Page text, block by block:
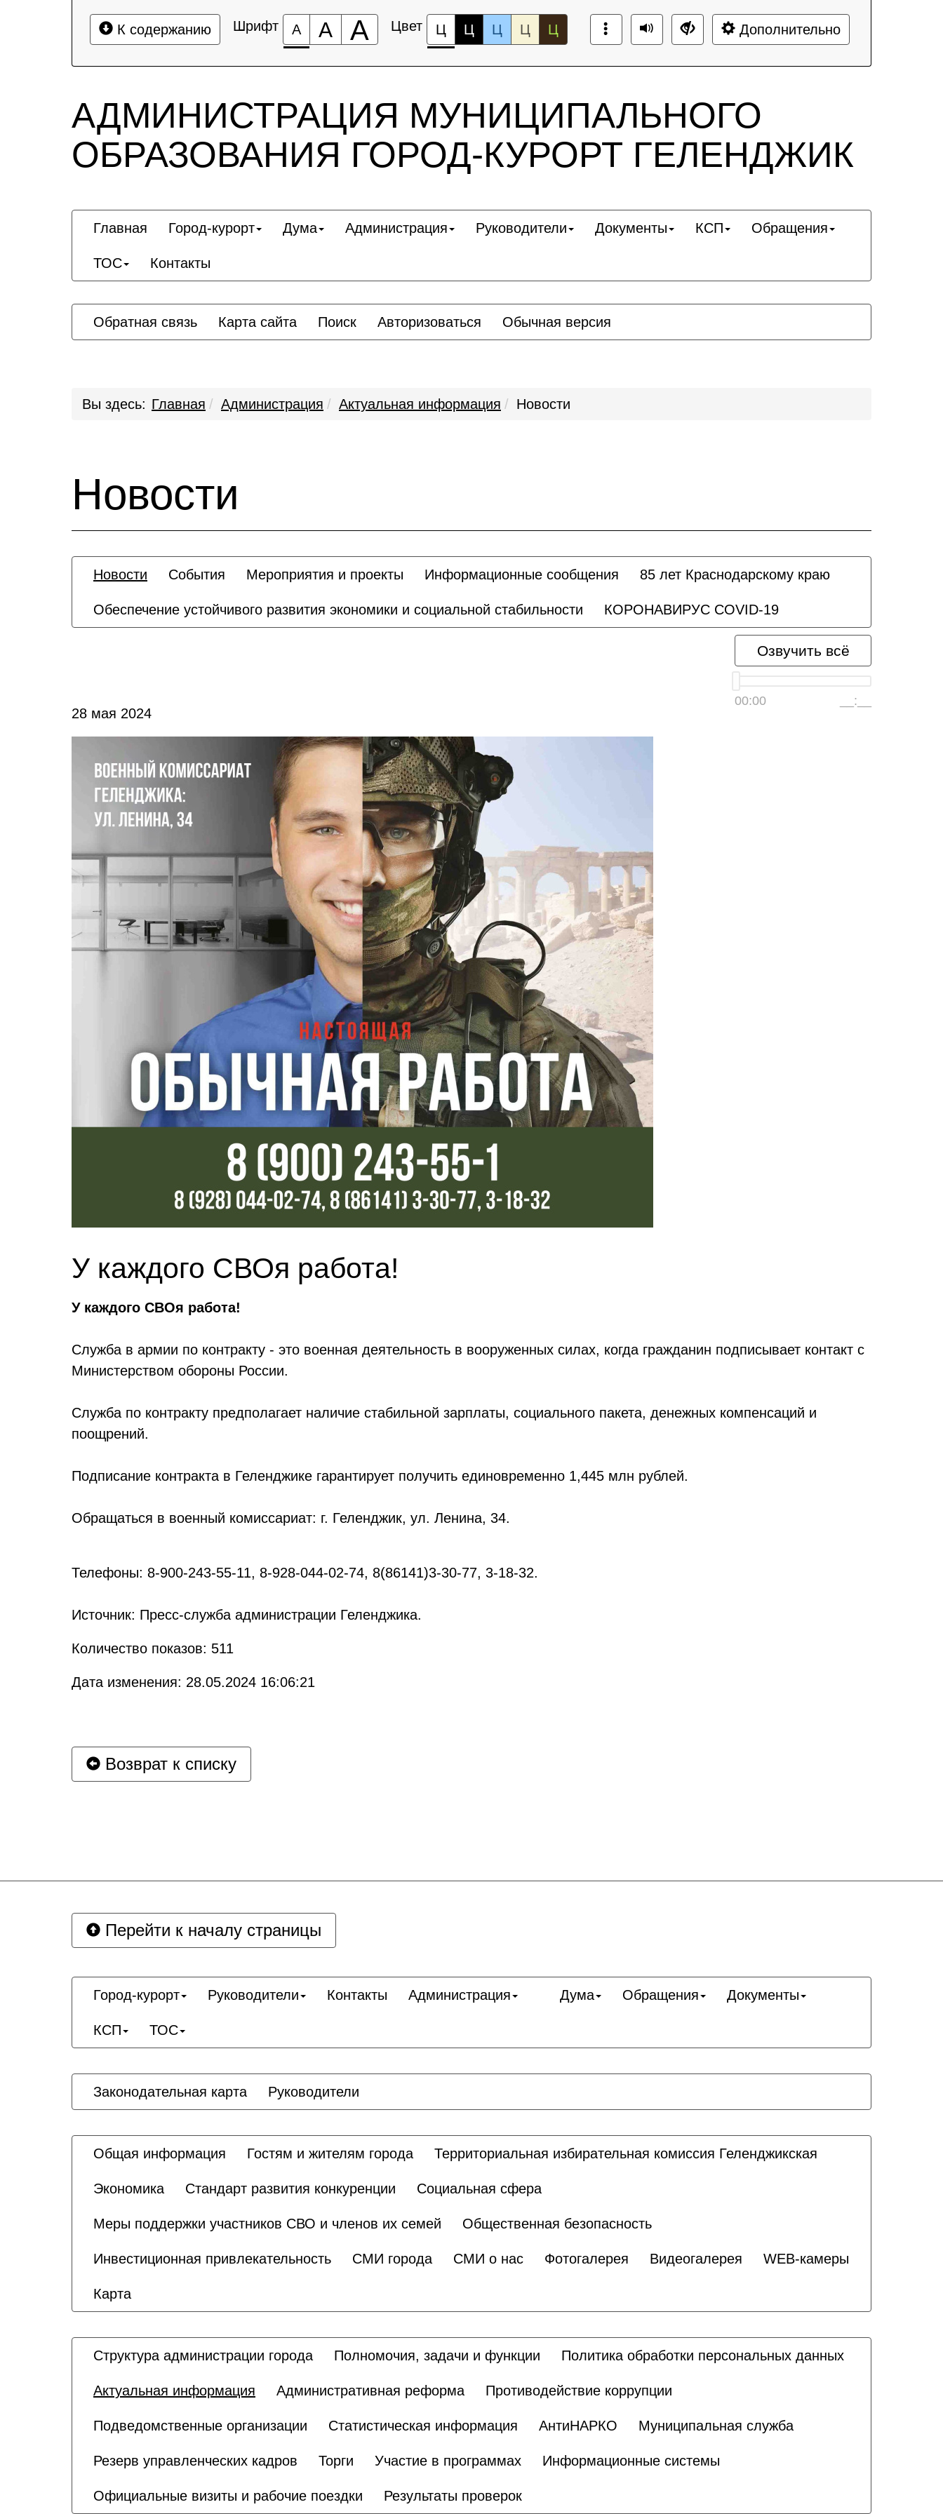
К содержанию Шрифт А А А Цвет Ц Ц Ц Ц Ц Дополнительно
АДМИНИСТРАЦИЯ МУНИЦИПАЛЬНОГО
ОБРАЗОВАНИЯ ГОРОД-КУРОРТ ГЕЛЕНДЖИК
Главная Город-курорт Дума Администрация Руководители Документы КСП Обращения
ТОС Контакты
Обратная связь Карта сайта Поиск Авторизоваться Обычная версия
Вы здесь: Главная Администрация Актуальная информация Новости
Новости
Новости Cобытия Мероприятия и проекты Информационные сообщения 85 лет Краснодарскому краю
Обеспечение устойчивого развития экономики и социальной стабильности КОРОНАВИРУС COVID-19
Озвучить всё
00:00 __:__
28 мая 2024
У каждого СВОя работа!
У каждого СВОя работа!
Служба в армии по контракту - это военная деятельность в вооруженных силах, когда гражданин подписывает контакт с
Министерством обороны России.
Служба по контракту предполагает наличие стабильной зарплаты, социального пакета, денежных компенсаций и
поощрений.
Подписание контракта в Геленджике гарантирует получить единовременно 1,445 млн рублей.
Обращаться в военный комиссариат: г. Геленджик, ул. Ленина, 34.
Телефоны: 8-900-243-55-11, 8-928-044-02-74, 8(86141)3-30-77, 3-18-32.
Источник: Пресс-служба администрации Геленджика.
Количество показов: 511
Дата изменения: 28.05.2024 16:06:21
Возврат к списку
Перейти к началу страницы
Город-курорт Руководители Контакты Администрация Дума Обращения Документы
КСП ТОС
Законодательная карта Руководители
Общая информация Гостям и жителям города Территориальная избирательная комиссия Геленджикcкая
Экономика Стандарт развития конкуренции Социальная сфера
Меры поддержки участников СВО и членов их семей Общественная безопасность
Инвестиционная привлекательность СМИ города СМИ о нас Фотогалерея Видеогалерея WEB-камеры
Карта
Структура администрации города Полномочия, задачи и функции Политика обработки персональных данных
Актуальная информация Административная реформа Противодействие коррупции
Подведомственные организации Статистическая информация АнтиНАРКО Муниципальная служба
Резерв управленческих кадров Торги Участие в программах Информационные системы
Официальные визиты и рабочие поездки Результаты проверок